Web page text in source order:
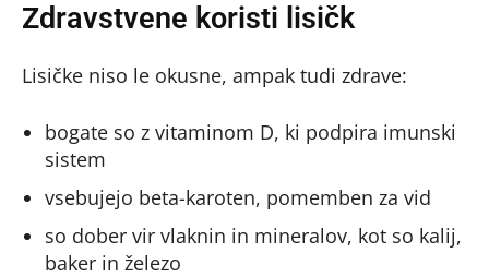
Zdravstvene koristi lisičk
Lisičke niso le okusne, ampak tudi zdrave:
bogate so z vitaminom D, ki podpira imunski
sistem
vsebujejo beta-karoten, pomemben za vid
so dober vir vlaknin in mineralov, kot so kalij,
baker in železo